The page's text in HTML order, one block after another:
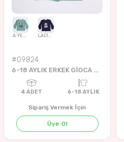
BEYAZ
#09824
6-18 AYLIK ERKEK GİOCA DİVERTİTİ SWEAT
Sipariş Vermek İçin
Üye Ol